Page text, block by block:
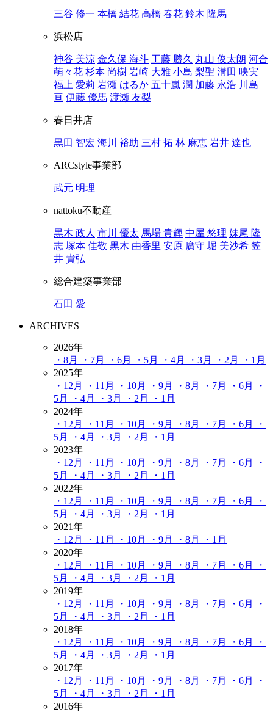
三谷 修一 本橋 結花 高橋 春花 鈴木 隆馬
浜松店
神谷 美涼 金久保 海斗 工藤 勝久 丸山 俊太朗 河合
萌々花 杉本 尚樹 岩崎 大雅 小島 梨聖 溝田 映実
福上 愛莉 岩瀬 はるか 五十嵐 潤 加藤 永浩 川島
亘 伊藤 優馬 渡瀬 友梨
春日井店
黒田 智宏 海川 裕助 三村 拓 林 麻恵 岩井 達也
ARCstyle事業部
武元 明理
nattoku不動産
黒木 政人 市川 優太 馬場 貴輝 中屋 悠理 妹尾 隆
志 塚本 佳敬 黒木 由香里 安原 廣守 堀 美沙希 笠
井 貴弘
総合建築事業部
石田 愛
ARCHIVES
2026年
・8月
・7月 ・6月 ・5月 ・4月 ・3月 ・2月
・1月
2025年
・12月
・11月 ・10月 ・9月 ・8月 ・7月 ・6月
・
5月
・4月 ・3月 ・2月
・1月
2024年
・12月
・11月 ・10月 ・9月 ・8月 ・7月 ・6月
・
5月
・4月 ・3月 ・2月
・1月
2023年
・12月
・11月 ・10月 ・9月 ・8月 ・7月 ・6月
・
5月
・4月 ・3月 ・2月
・1月
2022年
・12月
・11月 ・10月 ・9月 ・8月 ・7月 ・6月
・
5月
・4月 ・3月 ・2月
・1月
2021年
・12月
・11月 ・10月 ・9月 ・8月
・1月
2020年
・12月
・11月 ・10月 ・9月 ・8月 ・7月 ・6月
・
5月
・4月 ・3月 ・2月
・1月
2019年
・12月
・11月 ・10月 ・9月 ・8月 ・7月 ・6月
・
5月
・4月 ・3月 ・2月
・1月
2018年
・12月
・11月 ・10月 ・9月 ・8月 ・7月 ・6月
・
5月
・4月 ・3月 ・2月
・1月
2017年
・12月
・11月 ・10月 ・9月 ・8月 ・7月 ・6月
・
5月
・4月 ・3月 ・2月
・1月
2016年